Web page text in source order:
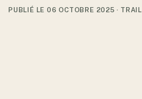
PUBLIÉ LE 06 OCTOBRE 2025 ·